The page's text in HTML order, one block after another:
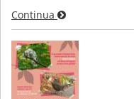
Continua